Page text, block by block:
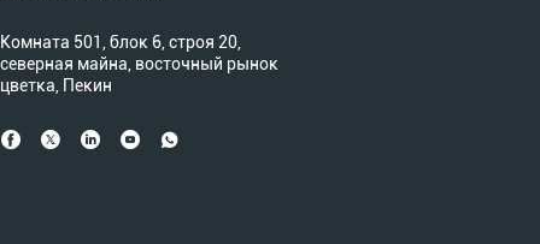
Комната 501, блок 6, строя 20,
северная майна, восточный рынок
цветка, Пекин